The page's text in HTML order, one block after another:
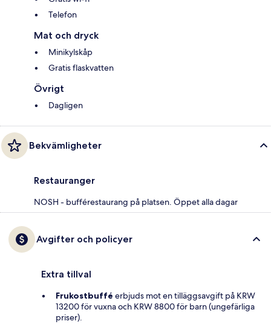
Telefon
Mat och dryck
Minikylskåp
Gratis flaskvatten
Övrigt
Dagligen
Bekvämligheter
Restauranger
NOSH - bufférestaurang på platsen. Öppet alla dagar
Avgifter och policyer
Extra tillval
Frukostbuffé erbjuds mot en tilläggsavgift på KRW
13200 för vuxna och KRW 8800 för barn (ungefärliga
priser).